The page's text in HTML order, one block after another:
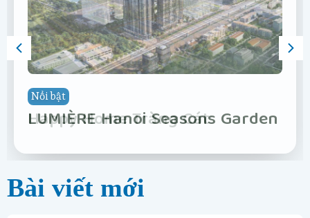
Nổi bật
Vinhomes Hải Vân Bay Đà Nẵng
Nổi bật
The Fullton
Nổi bật
Phân khu Vịnh Xanh
Nổi bật
Happy Home Tràng Cát
Nổi bật
LUMIÈRE Hanoi Seasons Garden
Nổi bật
Vinhomes Global Gate Hạ Long
Nổi bật
Vinhomes Hải Vân Bay Đà Nẵng
Nổi bật
The Fullton
Bài viết mới